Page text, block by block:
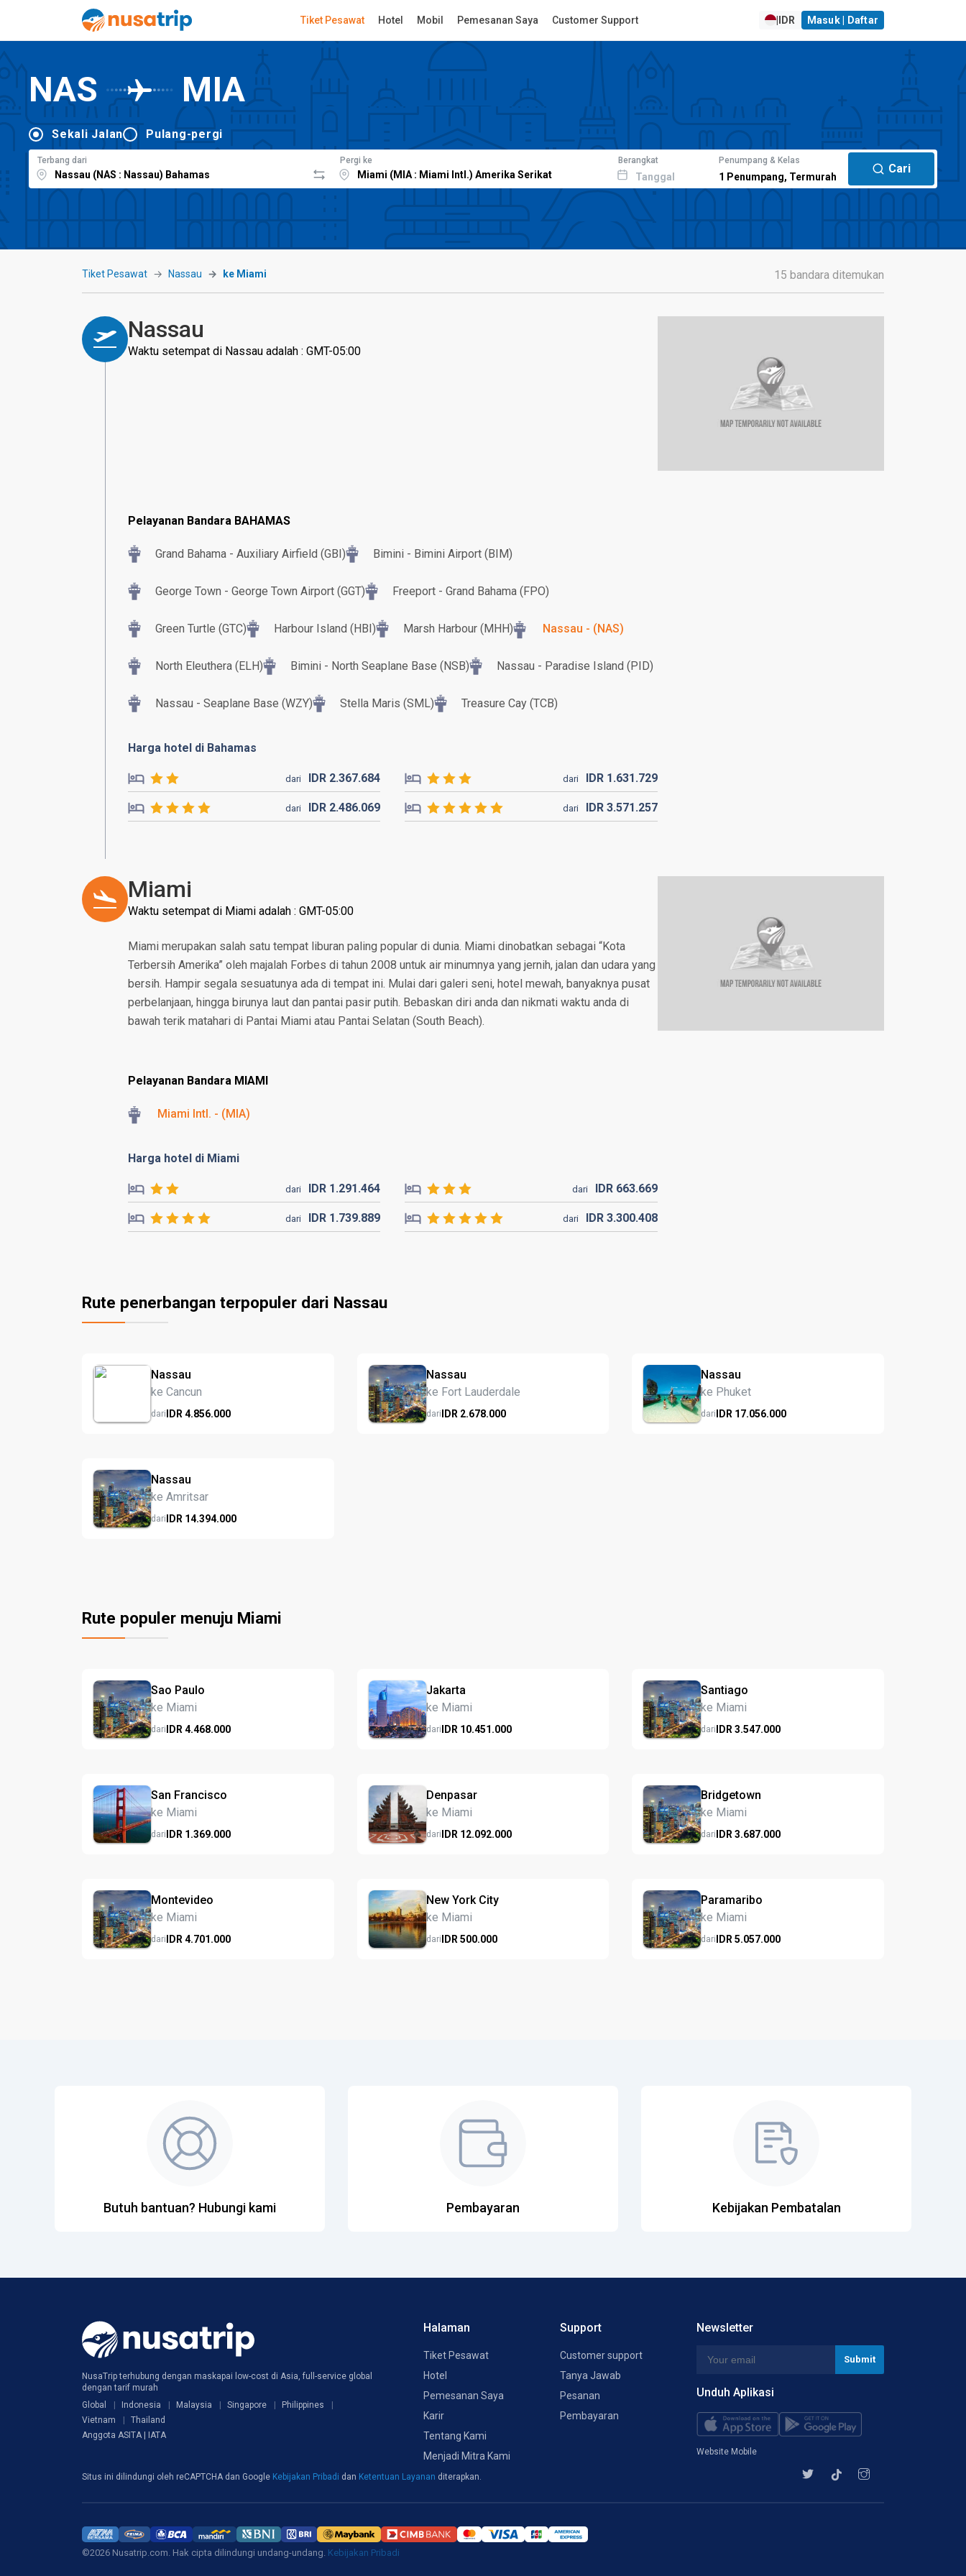
Tiket Pesawat Hotel Mobil Pemesanan Saya Customer Support | IDR Masuk | Daftar
NAS MIA
Sekali Jalan Pulang-pergi
Terbang dari Pergi ke Berangkat
Tanggal
Penumpang & Kelas
1 Penumpang, Termurah
Cari
Tiket Pesawat Nassau ke Miami 15 bandara ditemukan
Nassau
Waktu setempat di Nassau adalah : GMT-05:00
Pelayanan Bandara BAHAMAS
Grand Bahama - Auxiliary Airfield (GBI) Bimini - Bimini Airport (BIM)
George Town - George Town Airport (GGT) Freeport - Grand Bahama (FPO)
Green Turtle (GTC) Harbour Island (HBI) Marsh Harbour (MHH) Nassau - (NAS)
North Eleuthera (ELH) Bimini - North Seaplane Base (NSB) Nassau - Paradise Island (PID)
Nassau - Seaplane Base (WZY) Stella Maris (SML) Treasure Cay (TCB)
Harga hotel di Bahamas
dari IDR 2.367.684 dari IDR 1.631.729
dari IDR 2.486.069 dari IDR 3.571.257
Miami
Waktu setempat di Miami adalah : GMT-05:00
Miami merupakan salah satu tempat liburan paling popular di dunia. Miami dinobatkan sebagai “Kota
Terbersih Amerika” oleh majalah Forbes di tahun 2008 untuk air minumnya yang jernih, jalan dan udara yang
bersih. Hampir segala sesuatunya ada di tempat ini. Mulai dari galeri seni, hotel mewah, banyaknya pusat
perbelanjaan, hingga birunya laut dan pantai pasir putih. Bebaskan diri anda dan nikmati waktu anda di
bawah terik matahari di Pantai Miami atau Pantai Selatan (South Beach).
Pelayanan Bandara MIAMI
Miami Intl. - (MIA)
Harga hotel di Miami
dari IDR 1.291.464 dari IDR 663.669
dari IDR 1.739.889 dari IDR 3.300.408
Rute penerbangan terpopuler dari Nassau
Nassau
ke Cancun
dariIDR 4.856.000
Nassau
ke Fort Lauderdale
dariIDR 2.678.000
Nassau
ke Phuket
dariIDR 17.056.000
Nassau
ke Amritsar
dariIDR 14.394.000
Rute populer menuju Miami
Sao Paulo
ke Miami
dariIDR 4.468.000
Jakarta
ke Miami
dariIDR 10.451.000
Santiago
ke Miami
dariIDR3.547.000
San Francisco
ke Miami
dariIDR 1.369.000
Denpasar
ke Miami
dariIDR 12.092.000
Bridgetown
ke Miami
dariIDR3.687.000
Montevideo
ke Miami
dariIDR 4.701.000
New York City
ke Miami
dariIDR 500.000
Paramaribo
ke Miami
dariIDR5.057.000
Butuh bantuan? Hubungi kami Pembayaran Kebijakan Pembatalan
NusaTrip terhubung dengan maskapai low-cost di Asia, full-service global
dengan tarif murah
Global
Indonesia Malaysia Singapore
Philippines
Vietnam
Thailand
Anggota ASITA | IATA
Halaman
Tiket Pesawat
Hotel
Pemesanan Saya
Karir
Tentang Kami
Menjadi Mitra Kami
Support
Customer support
Tanya Jawab
Pesanan
Pembayaran
Newsletter
Unduh Aplikasi
Website Mobile
Situs ini dilindungi oleh reCAPTCHA dan Google Kebijakan Pribadi dan Ketentuan Layanan diterapkan.
©2026 Nusatrip.com. Hak cipta dilindungi undang-undang. Kebijakan Pribadi